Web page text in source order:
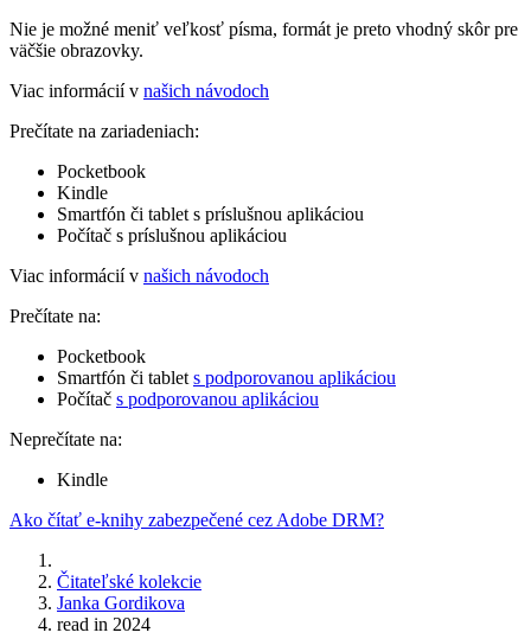
Nie je možné meniť veľkosť písma, formát je preto vhodný skôr pre
väčšie obrazovky.
Viac informácií v našich návodoch
Prečítate na zariadeniach:
Pocketbook
Kindle
Smartfón či tablet s príslušnou aplikáciou
Počítač s príslušnou aplikáciou
Viac informácií v našich návodoch
Prečítate na:
Pocketbook
Smartfón či tablet s podporovanou aplikáciou
Počítač s podporovanou aplikáciou
Neprečítate na:
Kindle
Ako čítať e-knihy zabezpečené cez Adobe DRM?
Čitateľské kolekcie
Janka Gordikova
read in 2024